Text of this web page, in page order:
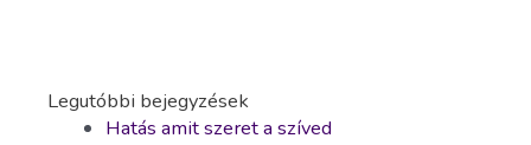
Legutóbbi bejegyzések
Hatás amit szeret a szíved